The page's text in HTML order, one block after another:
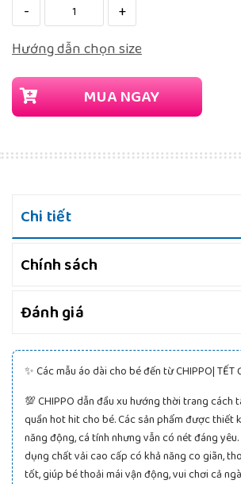
-
+
Hướng dẫn chọn size
MUA NGAY
Chi tiết
Chính sách
Đánh giá
✨ Các mẫu áo dài cho bé đến từ CHIPPO| TẾT
💯 CHIPPO dẫn đầu xu hướng thời trang cách
quần hot hit cho bé. Các sản phẩm được thiết
năng động, cá tính nhưng vẫn có nét đáng yêu.
dụng chất vải cao cấp có khả năng co giãn,
tốt, giúp bé thoải mái vận động, vui chơi cả